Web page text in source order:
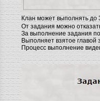
Клан может выполнять до
От задания можно
За выполнение задания
Выполняет взятое главой
Процесс выполнение